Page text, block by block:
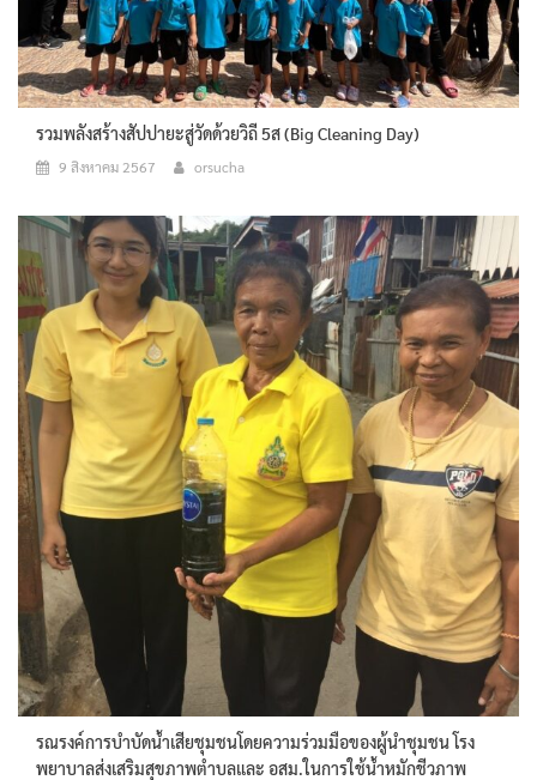
รวมพลังสร้างสัปปายะสู่วัดด้วยวิถี 5ส (Big Cleaning Day)
9 สิงหาคม 2567 orsucha
รณรงค์การบำบัดน้ำเสียชุมชนโดยความร่วมมือของผู้นำชุมชน โรง
พยาบาลส่งเสริมสุขภาพตำบลและ อสม.ในการใช้น้ำหมักชีวภาพ